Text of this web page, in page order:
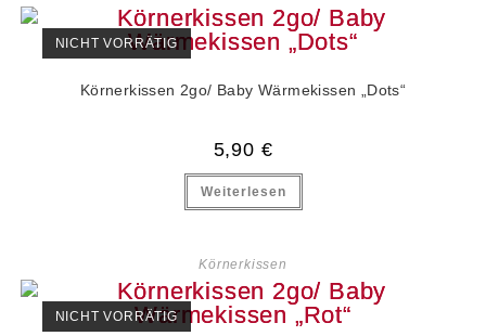
NICHT VORRÄTIG
Körnerkissen 2go/ Baby Wärmekissen „Dots“
5,90 €
Weiterlesen
Körnerkissen
NICHT VORRÄTIG